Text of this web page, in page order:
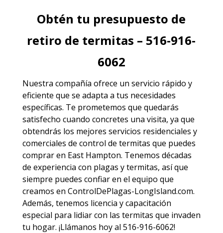
Obtén tu presupuesto de
retiro de termitas – 516-916-
6062
Nuestra compañía ofrece un servicio rápido y
eficiente que se adapta a tus necesidades
específicas. Te prometemos que quedarás
satisfecho cuando concretes una visita, ya que
obtendrás los mejores servicios residenciales y
comerciales de control de termitas que puedes
comprar en East Hampton. Tenemos décadas
de experiencia con plagas y termitas, así que
siempre puedes confiar en el equipo que
creamos en ControlDePlagas-LongIsland.com.
Además, tenemos licencia y capacitación
especial para lidiar con las termitas que invaden
tu hogar. ¡Llámanos hoy al 516-916-6062!